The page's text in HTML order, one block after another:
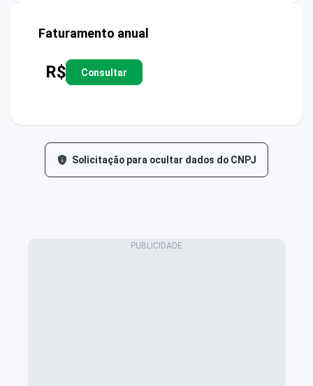
Faturamento anual
R$ Consultar
Solicitação para ocultar dados do CNPJ